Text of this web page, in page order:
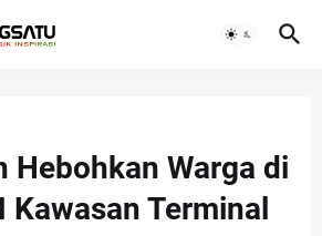
Hebohkan Warga di
Kawasan Terminal